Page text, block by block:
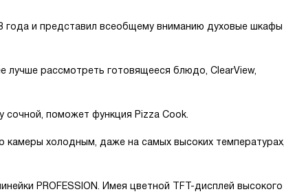
года и представил всеобщему вниманию духовые шкафы
рассмотреть готовящееся блюдо, ClearView,
сочной, поможет функция Pizza Cook.
холодным, даже на самых высоких температурах,
PROFESSION. Имея цветной TFT-дисплей высокого